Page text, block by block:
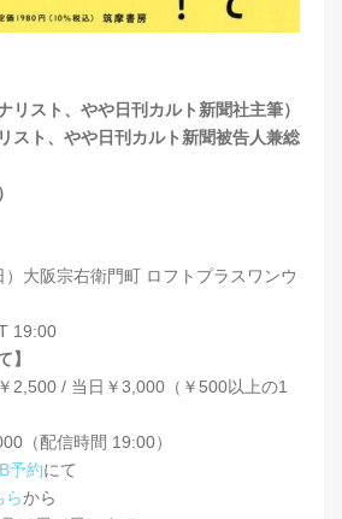
リスト、やや日刊カルト新聞社主筆）
スト、やや日刊カルト新聞被告人兼総
大阪宗右衛門町 ロフトプラスワンウ
19:00
】
2,500 / 当日￥3,000（￥500以上の1
（配信時間 19:00）
予約にて
らから